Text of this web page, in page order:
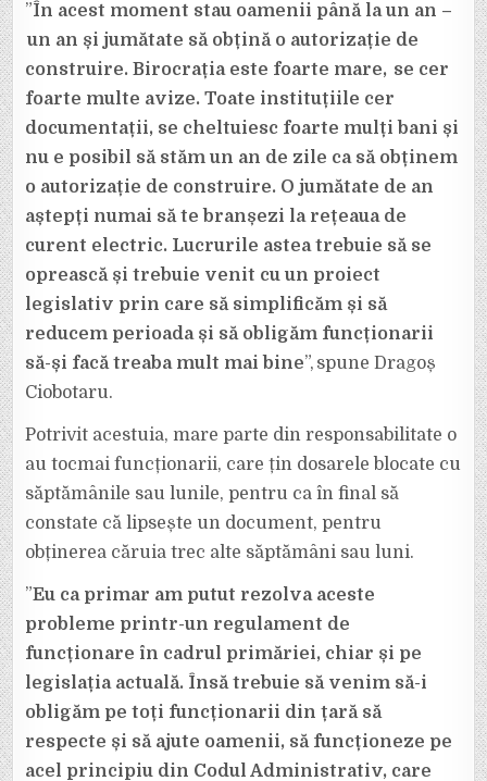
”În acest moment stau oamenii până la un an –
un an și jumătate să obțină o autorizație de
construire. Birocrația este foarte mare, se cer
foarte multe avize. Toate instituțiile cer
documentații, se cheltuiesc foarte mulți bani și
nu e posibil să stăm un an de zile ca să obținem
o autorizație de construire. O jumătate de an
aștepți numai să te branșezi la rețeaua de
curent electric. Lucrurile astea trebuie să se
oprească și trebuie venit cu un proiect
legislativ prin care să simplificăm și să
reducem perioada și să obligăm funcționarii
să-și facă treaba mult mai bine”, spune Dragoș
Ciobotaru.
Potrivit acestuia, mare parte din responsabilitate o
au tocmai funcționarii, care țin dosarele blocate cu
săptămânile sau lunile, pentru ca în final să
constate că lipsește un document, pentru
obținerea căruia trec alte săptămâni sau luni.
”Eu ca primar am putut rezolva aceste
probleme printr-un regulament de
funcționare în cadrul primăriei, chiar și pe
legislația actuală. Însă trebuie să venim să-i
obligăm pe toți funcționarii din țară să
respecte și să ajute oamenii, să funcționeze pe
acel principiu din Codul Administrativ, care